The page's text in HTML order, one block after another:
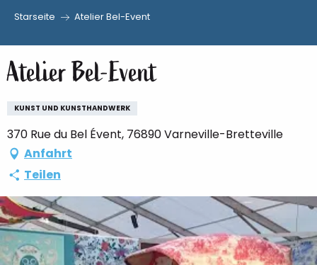
au
contenu
principal
Starseite Atelier Bel-Event
Atelier Bel-Event
KUNST UND KUNSTHANDWERK
370 Rue du Bel Évent, 76890 Varneville-Bretteville
Anfahrt
Teilen